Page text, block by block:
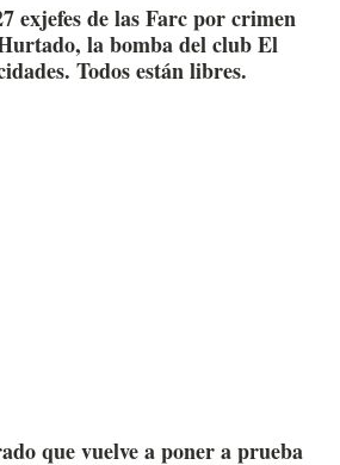
exjefes de las Farc por crimen
la bomba del club El
Todos están libres.
que vuelve a poner a prueba